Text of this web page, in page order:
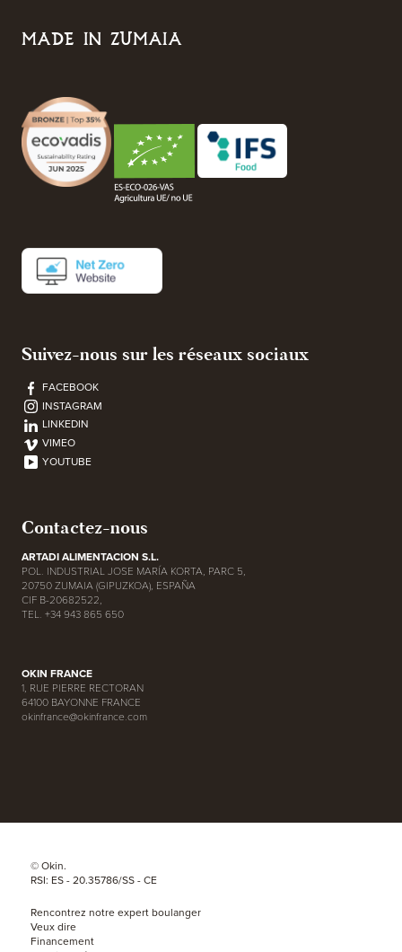
MADE IN ZUMAIA
Suivez-nous sur les réseaux sociaux
FACEBOOK
INSTAGRAM
LINKEDIN
VIMEO
YOUTUBE
Contactez-nous
ARTADI ALIMENTACION S.L.
POL. INDUSTRIAL JOSE MARÍA KORTA, PARC 5,
20750 ZUMAIA (GIPUZKOA), ESPAÑA
CIF B-20682522,
TEL. +34 943 865 650
OKIN FRANCE
1, RUE PIERRE RECTORAN
64100 BAYONNE FRANCE
okinfrance@okinfrance.com
© Okin.
RSI: ES - 20.35786/SS - CE
Rencontrez notre expert boulanger
Veux dire
Financement